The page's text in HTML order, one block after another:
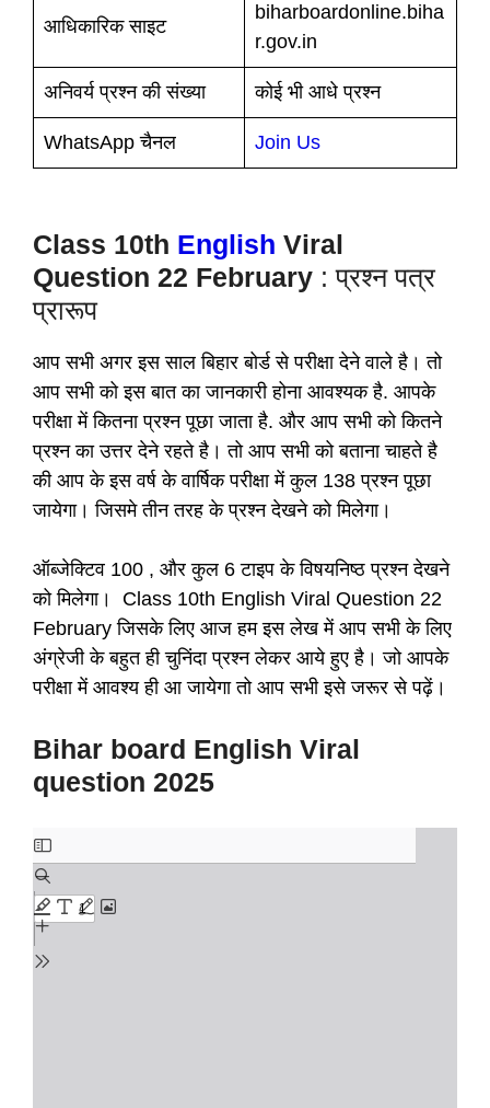
आधिकारिक साइट
biharboardonline.biha
r.gov.in
अनिवर्य प्रश्न की संख्या कोई भी आधे प्रश्न
WhatsApp चैनल Join Us
Class 10th English Viral
Question 22 February : प्रश्न पत्र
प्रारूप
आप सभी अगर इस साल बिहार बोर्ड से परीक्षा देने वाले है। तो
आप सभी को इस बात का जानकारी होना आवश्यक है. आपके
परीक्षा में कितना प्रश्न पूछा जाता है. और आप सभी को कितने
प्रश्न का उत्तर देने रहते है। तो आप सभी को बताना चाहते है
की आप के इस वर्ष के वार्षिक परीक्षा में कुल 138 प्रश्न पूछा
जायेगा। जिसमे तीन तरह के प्रश्न देखने को मिलेगा।
ऑब्जेक्टिव 100 , और कुल 6 टाइप के विषयनिष्ठ प्रश्न देखने
को मिलेगा। Class 10th English Viral Question 22
February जिसके लिए आज हम इस लेख में आप सभी के लिए
अंग्रेजी के बहुत ही चुनिंदा प्रश्न लेकर आये हुए है। जो आपके
परीक्षा में आवश्य ही आ जायेगा तो आप सभी इसे जरूर से पढ़ें।
Bihar board English Viral
question 2025
Skip
to
PDF
content